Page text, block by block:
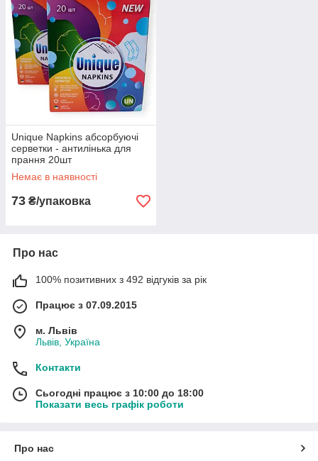
Unique Napkins абсорбуючі
серветки - антилінька для
прання 20шт
Немає в наявності
73 ₴/упаковка
Про нас
100% позитивних з 492 відгуків за рік
Працює з 07.09.2015
м. Львів
Львів, Україна
Контакти
Сьогодні працює з 10:00 до 18:00
Показати весь графік роботи
Про нас